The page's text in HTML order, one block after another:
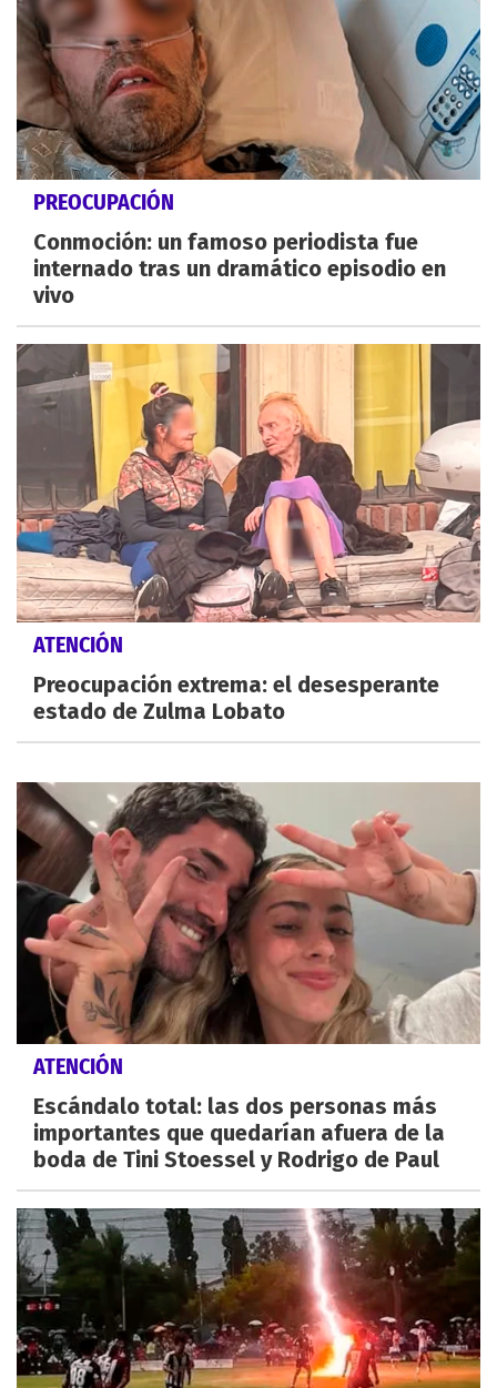
PREOCUPACIÓN
Conmoción: un famoso periodista fue
internado tras un dramático episodio en
vivo
ATENCIÓN
Preocupación extrema: el desesperante
estado de Zulma Lobato
ATENCIÓN
Escándalo total: las dos personas más
importantes que quedarían afuera de la
boda de Tini Stoessel y Rodrigo de Paul